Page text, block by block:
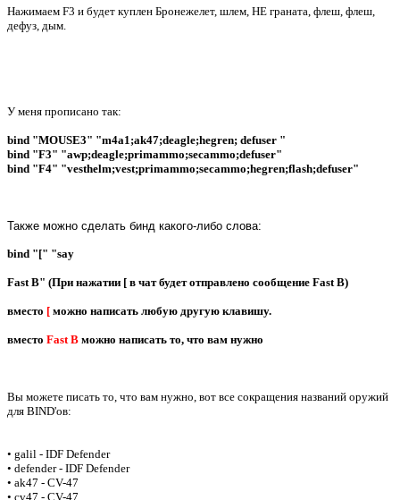
Нажимаем F3 и будет куплен Бронежелет, шлем, HE граната, флеш, флеш,
дефуз, дым.
У меня прописано так:
bind "MOUSE3" "m4a1;ak47;deagle;hegren; defuser "
bind "F3" "awp;deagle;primammo;secammo;defuser"
bind "F4" "vesthelm;vest;primammo;secammo;hegren;flash;defuser"
Также можно сделать бинд какого-либо слова:
bind "[" "say
Fast B" (При нажатии [ в чат будет отправлено сообщение Fast B)
вместо [ можно написать любую другую клавишу.
вместо Fast B можно написать то, что вам нужно
Вы можете писать то, что вам нужно, вот все сокращения названий оружий
для BIND'ов:
• galil - IDF Defender
• defender - IDF Defender
• ak47 - CV-47
• cv47 - CV-47